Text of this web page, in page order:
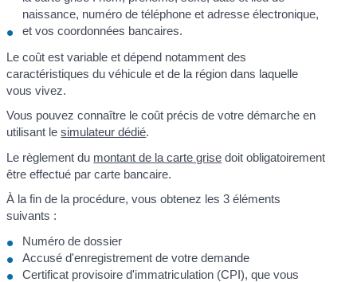
naissance, numéro de téléphone et adresse électronique,
et vos coordonnées bancaires.
Le coût est variable et dépend notamment des
caractéristiques du véhicule et de la région dans laquelle
vous vivez.
Vous pouvez connaître le coût précis de votre démarche en
utilisant lesimulateur dédié.
Le règlement du montant de la carte grise doit obligatoirement
être effectué par carte bancaire.
À la fin de la procédure, vous obtenez les 3 éléments
suivants :
Numéro de dossier
Accusé d'enregistrement de votre demande
Certificat provisoire d'immatriculation (CPI), que vous